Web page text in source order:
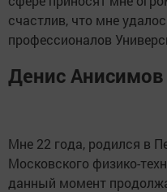
счастлив, что мне
профессионалов
Денис
Мне 22 года, родился в
Московского физико-
данный момент